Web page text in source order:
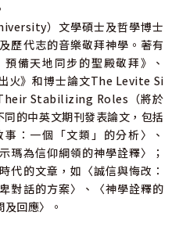
）文學碩士及哲學博士
歷代志的音樂敬拜神學。著有
備天地同步的聖殿敬拜》、
火》和博士論文The Levite Si
Stabilizing Roles（將於
的中英文期刊發表論文，包括
：一個「文類」的分析〉、
瑪為信仰綱領的神學詮釋〉；
代的文章，如〈誠信與悔改：
對話的方案〉、〈神學詮釋的
回應〉。